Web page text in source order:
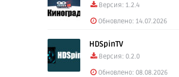
Версия: 1.2.4
Обновлено: 14.07.2026
HDSpinTV
Версия: 0.2.0
Обновлено: 08.08.2026